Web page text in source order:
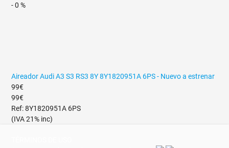
- 0 %
Aireador Audi A3 S3 RS3 8Y 8Y1820951A 6PS - Nuevo a estrenar
99€
99€
Ref: 8Y1820951A 6PS
(IVA 21% inc)